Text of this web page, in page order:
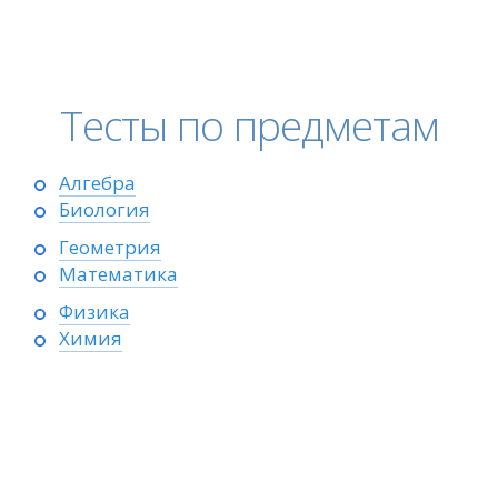
Тесты по предметам
Алгебра
Биология
Геометрия
Математика
Физика
Химия